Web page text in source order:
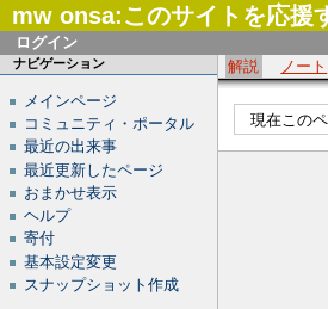
mw onsa:このサイトを応援
解説 ノート
現在この
ナビゲーション
メインページ
コミュニティ・ポータル
最近の出来事
最近更新したページ
おまかせ表示
ヘルプ
寄付
基本設定変更
スナップショット作成
ログイン